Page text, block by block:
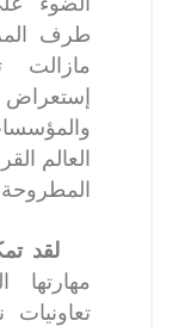
طرف
العالم
لقد
مهارتها